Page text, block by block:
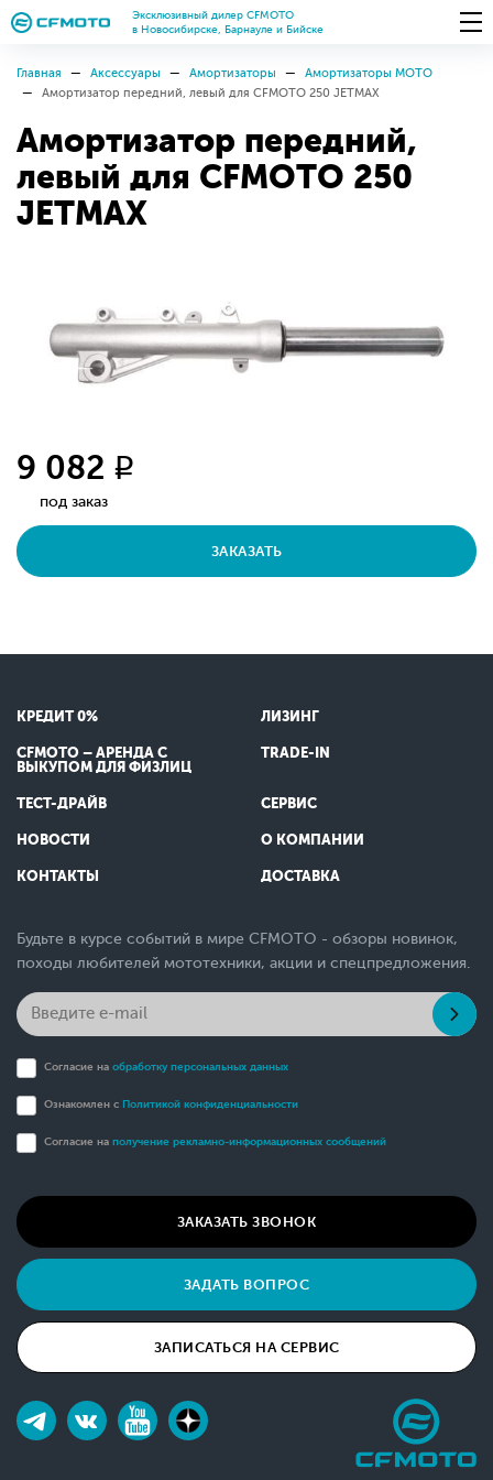
Эксклюзивный дилер CFMOTO
в Новосибирске, Барнауле и Бийске
Главная Аксессуары Амортизаторы
Амортизаторы МОТО
Амортизатор передний, левый для CFMOTO 250 JETMAX
Амортизатор передний,
левый для CFMOTO 250
JETMAX
9 082 q
под заказ
ЗАКАЗАТЬ
КРЕДИТ 0% ЛИЗИНГ
CFMOTO – АРЕНДА С
ВЫКУПОМ ДЛЯ ФИЗЛИЦ
TRADE-IN
ТЕСТ-ДРАЙВ СЕРВИС
НОВОСТИ О КОМПАНИИ
КОНТАКТЫ ДОСТАВКА
Будьте в курсе событий в мире CFMOTO - обзоры новинок,
походы любителей мототехники, акции и спецпредложения.
Согласие на обработку персональных данных
Ознакомлен с Политикой конфиденциальности
Согласие на получение рекламно-информационных сообщений
ЗАКАЗАТЬ ЗВОНОК
ЗАДАТЬ ВОПРОС
ЗАПИСАТЬСЯ НА СЕРВИС